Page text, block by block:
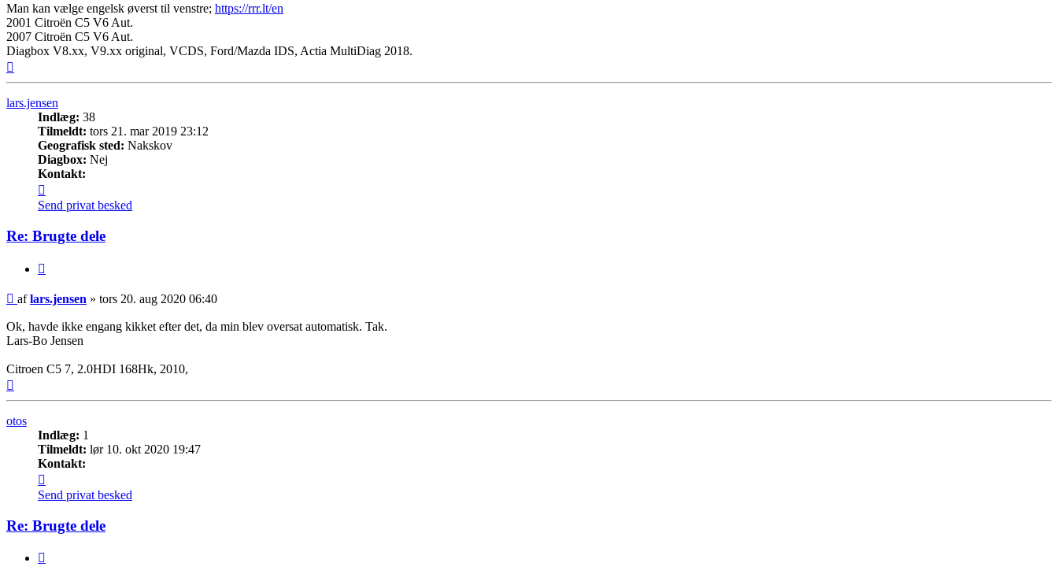
Man kan vælge engelsk øverst til venstre; https://rrr.lt/en
2001 Citroën C5 V6 Aut.
2007 Citroën C5 V6 Aut.
Diagbox V8.xx, V9.xx original, VCDS, Ford/Mazda IDS, Actia MultiDiag 2018.
lars.jensen
Indlæg: 38
Tilmeldt: tors 21. mar 2019 23:12
Geografisk sted: Nakskov
Diagbox: Nej
Kontakt:
lars.jensen
Send privat besked
Re: Brugte dele
Ulæst
aflars.jensen » tors 20. aug 2020 06:40
Ok, havde ikke engang kikket efter det, da min blev oversat automatisk. Tak.
Lars-Bo Jensen
Citroen C5 7, 2.0HDI 168Hk, 2010,
otos
Indlæg: 1
Tilmeldt: lør 10. okt 2020 19:47
Kontakt:
otos
Send privat besked
Re: Brugte dele